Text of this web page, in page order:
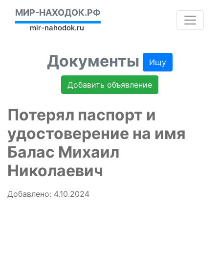
МИР-НАХОДОК.РФ
mir-nahodok.ru
Документы Ищу
Добавить объявление
Потерял паспорт и
удостоверение на имя
Балас Михаил
Николаевич
Добавлено: 4.10.2024